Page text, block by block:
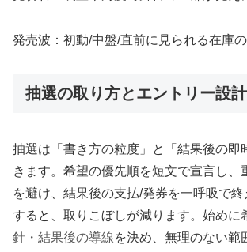
発売波：初動/中盤/直前に見られる在庫の
抽選の取り方とエントリー設計
抽選は「書き方の粒度」と「結果後の即
きます。希望の優先順を短文で宣言し、
を避け、結果後の支払/発券を一呼吸で
すると、取りこぼしが減ります。始めに
針・結果後の導線を決め、無理のない範